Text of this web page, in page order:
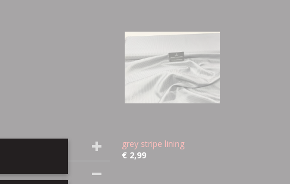
grey stripe lining
€ 2,99